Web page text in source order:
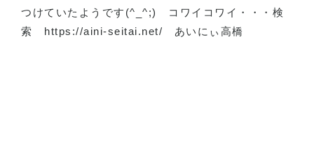
つけていたようです (^_^;)
コワイコワイ・・・検
索 https://aini-seitai.net/
あいにぃ高橋